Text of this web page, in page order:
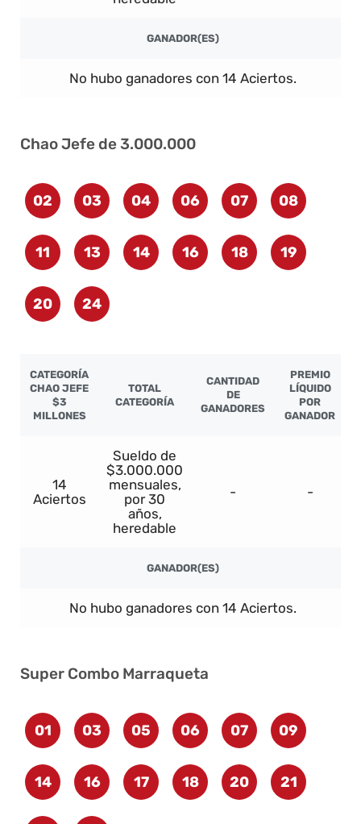
GANADOR(ES)
No hubo ganadores con 14 Aciertos.
Chao Jefe de 3.000.000
02 03 04 06 07 08
11 13 14 16 18 19
20 24
CATEGORÍA
CHAO JEFE
$3
MILLONES
TOTAL
CATEGORÍA
CANTIDAD
DE
GANADORES
PREMIO
LÍQUIDO
POR
GANADOR
14
Aciertos
Sueldo de
$3.000.000
mensuales,
por 30
años,
heredable
- -
GANADOR(ES)
No hubo ganadores con 14 Aciertos.
Super Combo Marraqueta
01 03 05 06 07 09
14 16 17 18 20 21